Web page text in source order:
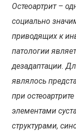
Остеоартрит –
социально
приводящих к
патологии
дезадаптации.
являлось
при
элементами
структурами,